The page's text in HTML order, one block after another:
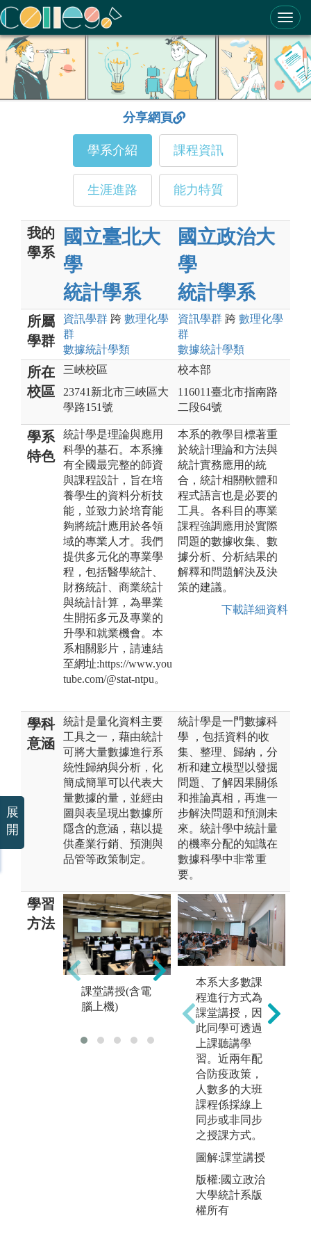
ColleGo! 大學選才與高中育才輔助系統
分享網頁
學系介紹 課程資訊
生涯進路 能力特質
我的
學系
國立臺北大
學
統計學系
國立政治大
學
統計學系
所屬
學群
資訊學群 跨 數理化學
群
數據統計學類
資訊學群 跨 數理化學
群
數據統計學類
所在
校區
三峽校區
23741新北市三峽區大
學路151號
校本部
116011臺北市指南路
二段64號
學系
特色
統計學是理論與應用
科學的基石。本系擁
有全國最完整的師資
與課程設計，旨在培
養學生的資料分析技
能，並致力於培育能
夠將統計應用於各領
域的專業人才。我們
提供多元化的專業學
程，包括醫學統計、
財務統計、商業統計
與統計計算，為畢業
生開拓多元及專業的
升學和就業機會。本
系相關影片，請連結
至網址:https://www.you
tube.com/@stat-ntpu。
本系的教學目標著重
於統計理論和方法與
統計實務應用的統
合，統計相關軟體和
程式語言也是必要的
工具。各科目的專業
課程強調應用於實際
問題的數據收集、數
據分析、分析結果的
解釋和問題解決及決
策的建議。
下載詳細資料
學科
意涵
統計是量化資料主要
工具之一，藉由統計
可將大量數據進行系
統性歸納與分析，化
簡成簡單可以代表大
量數據的量，並經由
圖與表呈現出數據所
隱含的意涵，藉以提
供產業行銷、預測與
品管等政策制定。
統計學是一門數據科
學 ，包括資料的收
集、整理、歸納，分
析和建立模型以發掘
問題、了解因果關係
和推論真相，再進一
步解決問題和預測未
來。統計學中統計量
的機率分配的知識在
數據科學中非常重
要。
學習
方法
課堂講授(含電
腦上機)
（邀請人員有
專家學者,業界
及畢業系友）
本系大多數課
程進行方式為
課堂講授，因
此同學可透過
上課聽講學
習。近兩年配
合防疫政策，
人數多的大班
課程係採線上
同步或非同步
之授課方式。
圖解:課堂講授
版權:國立政治
大學統計系版
權所有
展
開